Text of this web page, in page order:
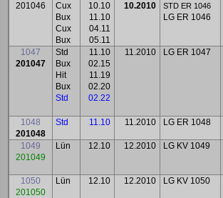
201046
Cux
Bux
Cux
Bux
10.10
11.10
04.11
05.11
10.2010
STD ER 1046
LG ER 1046
1047
201047
Std
Bux
Hit
Bux
Std
11.10
02.15
11.19
02.20
02.22
11.2010 LG ER 1047
1048
201048
Std 11.10 11.2010 LG ER 1048
1049
201049
Lün 12.10 12.2010 LG KV 1049
1050
201050
Lün 12.10 12.2010 LG KV 1050